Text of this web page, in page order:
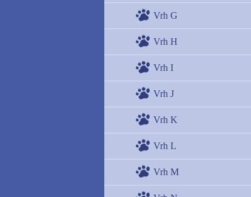
Vrh G
Vrh H
Vrh I
Vrh J
Vrh K
Vrh L
Vrh M